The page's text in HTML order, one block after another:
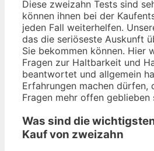
Diese zweizahn Tests sind
können ihnen bei der
jeden Fall weiterhelfen.
das die seriöseste Auskunft
Sie bekommen können. Hier
Fragen zur Haltbarkeit und
beantwortet und allgemein
Erfahrungen machen dürfen,
Fragen mehr offen geblieben
Was sind die
Kauf von zweizahn